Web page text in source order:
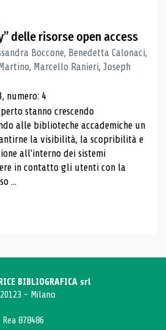
delle risorse open access
Boccone, Benedetta Calonaci,
Marcello Ranieri, Joseph
numero: 4
stanno crescendo
alle biblioteche accademiche un
la visibilità, la scopribilità e
all'interno dei sistemi
in contatto gli utenti con la
...
BIBLIOGRAFICA srl
- Milano
Rea 878486